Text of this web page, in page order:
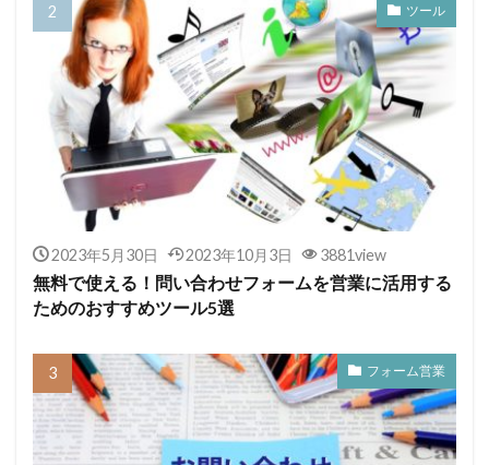
ツール
2023年5月30日 2023年10月3日 3881view
無料で使える！問い合わせフォームを営業に活用する
ためのおすすめツール5選
フォーム営業